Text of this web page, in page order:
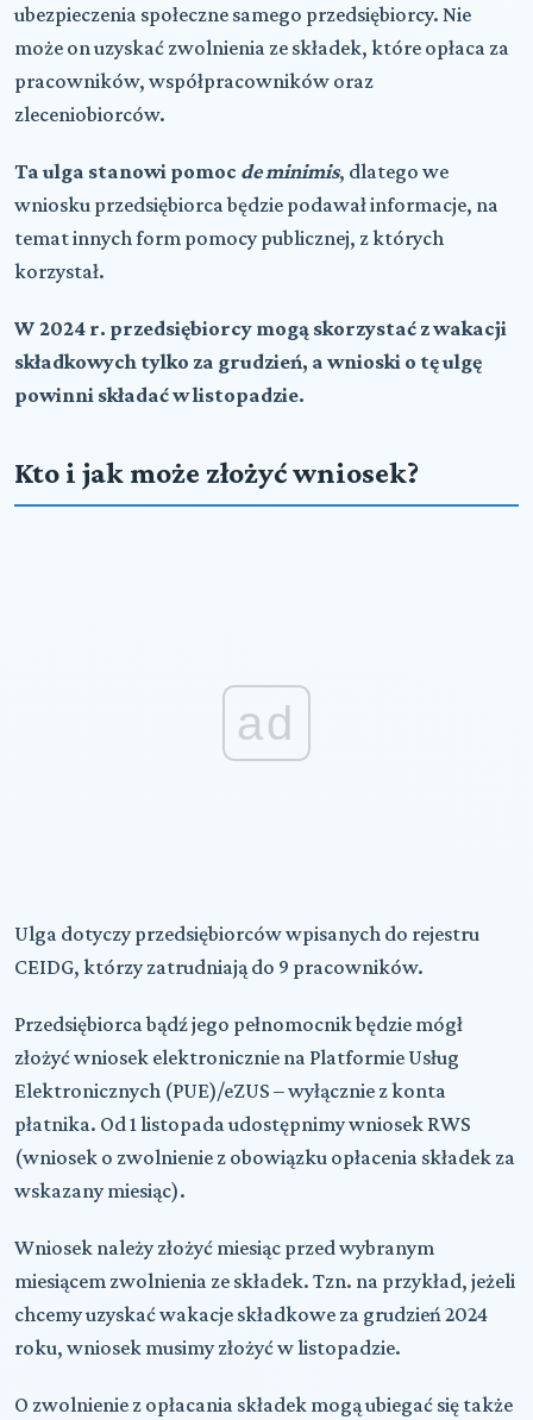
ubezpieczenia społeczne samego przedsiębiorcy. Nie
może on uzyskać zwolnienia ze składek, które opłaca za
pracowników, współpracowników oraz
zleceniobiorców.
Ta ulga stanowi pomoc de minimis, dlatego we
wniosku przedsiębiorca będzie podawał informacje, na
temat innych form pomocy publicznej, z których
korzystał.
W 2024 r. przedsiębiorcy mogą skorzystać z wakacji
składkowych tylko za grudzień, a wnioski o tę ulgę
powinni składać w listopadzie.
Kto i jak może złożyć wniosek?
ad
Ulga dotyczy przedsiębiorców wpisanych do rejestru
CEIDG, którzy zatrudniają do 9 pracowników.
Przedsiębiorca bądź jego pełnomocnik będzie mógł
złożyć wniosek elektronicznie na Platformie Usług
Elektronicznych (PUE)/eZUS – wyłącznie z konta
płatnika. Od 1 listopada udostępnimy wniosek RWS
(wniosek o zwolnienie z obowiązku opłacenia składek za
wskazany miesiąc).
Wniosek należy złożyć miesiąc przed wybranym
miesiącem zwolnienia ze składek. Tzn. na przykład, jeżeli
chcemy uzyskać wakacje składkowe za grudzień 2024
roku, wniosek musimy złożyć w listopadzie.
O zwolnienie z opłacania składek mogą ubiegać się także